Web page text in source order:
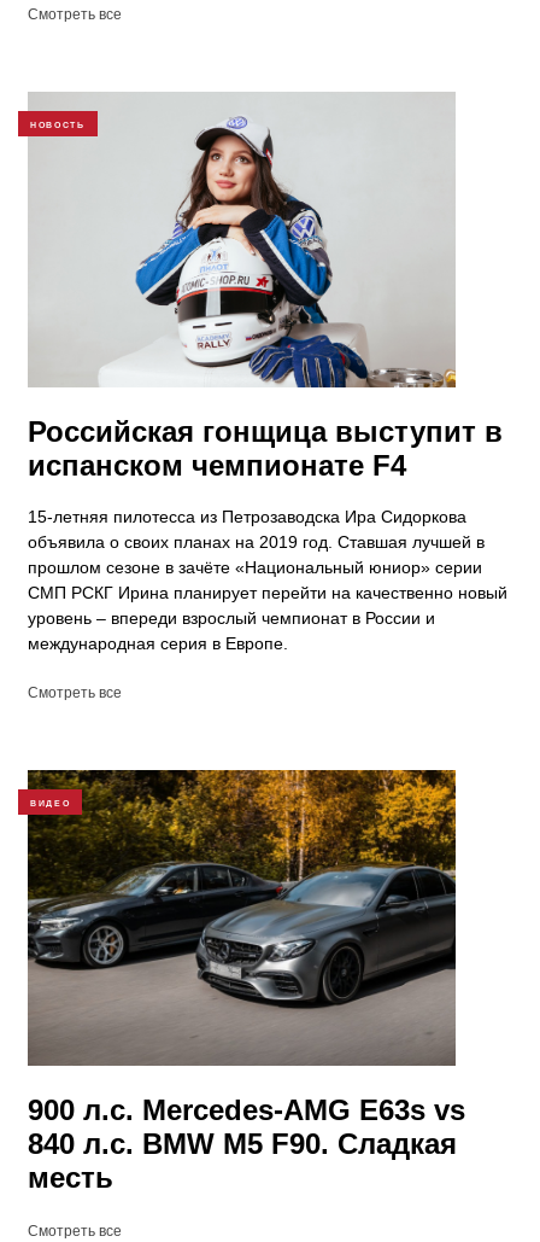
Смотреть все
НОВОСТЬ
Российская гонщица выступит в
испанском чемпионате F4
15-летняя пилотесса из Петрозаводска Ира Сидоркова
объявила о своих планах на 2019 год. Ставшая лучшей в
прошлом сезоне в зачёте «Национальный юниор» серии
СМП РСКГ Ирина планирует перейти на качественно новый
уровень – впереди взрослый чемпионат в России и
международная серия в Европе.
Смотреть все
ВИДЕО
900 л.с. Mercedes-AMG E63s vs
840 л.с. BMW M5 F90. Сладкая
месть
Смотреть все